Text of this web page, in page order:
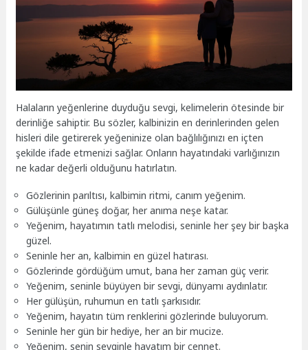
Halaların yeğenlerine duyduğu sevgi, kelimelerin ötesinde bir
derinliğe sahiptir. Bu sözler, kalbinizin en derinlerinden gelen
hisleri dile getirerek yeğeninize olan bağlılığınızı en içten
şekilde ifade etmenizi sağlar. Onların hayatındaki varlığınızın
ne kadar değerli olduğunu hatırlatın.
Gözlerinin parıltısı, kalbimin ritmi, canım yeğenim.
Gülüşünle güneş doğar, her anıma neşe katar.
Yeğenim, hayatımın tatlı melodisi, seninle her şey bir başka
güzel.
Seninle her an, kalbimin en güzel hatırası.
Gözlerinde gördüğüm umut, bana her zaman güç verir.
Yeğenim, seninle büyüyen bir sevgi, dünyamı aydınlatır.
Her gülüşün, ruhumun en tatlı şarkısıdır.
Yeğenim, hayatın tüm renklerini gözlerinde buluyorum.
Seninle her gün bir hediye, her an bir mucize.
Yeğenim, senin sevginle hayatım bir cennet.